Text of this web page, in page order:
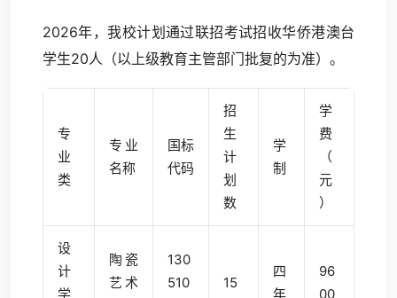
2026年，我校计划通过联招考试招收华侨港澳台
学生20人（以上级教育主管部门批复的为准）。
专
业
类
专业
名称
国标
代码
招
生
计
划
数
学
制
学
费
（
元
）
设
计
学
陶瓷
艺术
130
510
15
四
年
96
00